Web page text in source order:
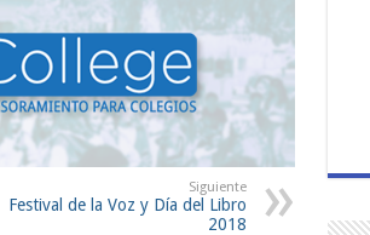
Siguiente
Festival de la Voz y Día del Libro
2018